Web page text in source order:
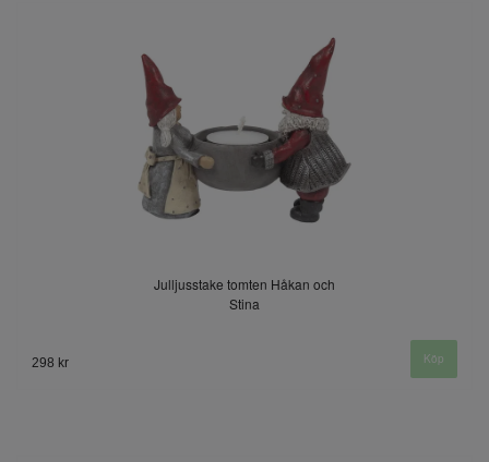
Julljusstake tomten Håkan och
Stina
298 kr